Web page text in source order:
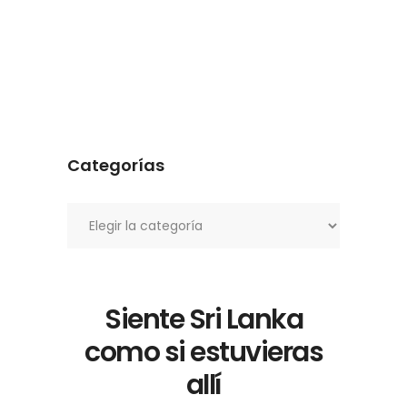
Categorías
Siente Sri Lanka
como si estuvieras
allí